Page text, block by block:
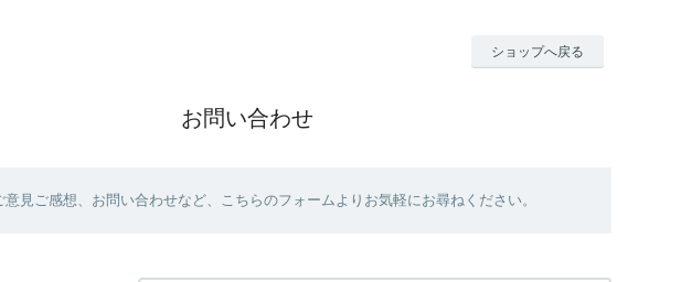
ショップへ戻る
お問い合わせ
見ご感想、お問い合わせなど、こちらのフォームよりお気軽にお尋ねください。